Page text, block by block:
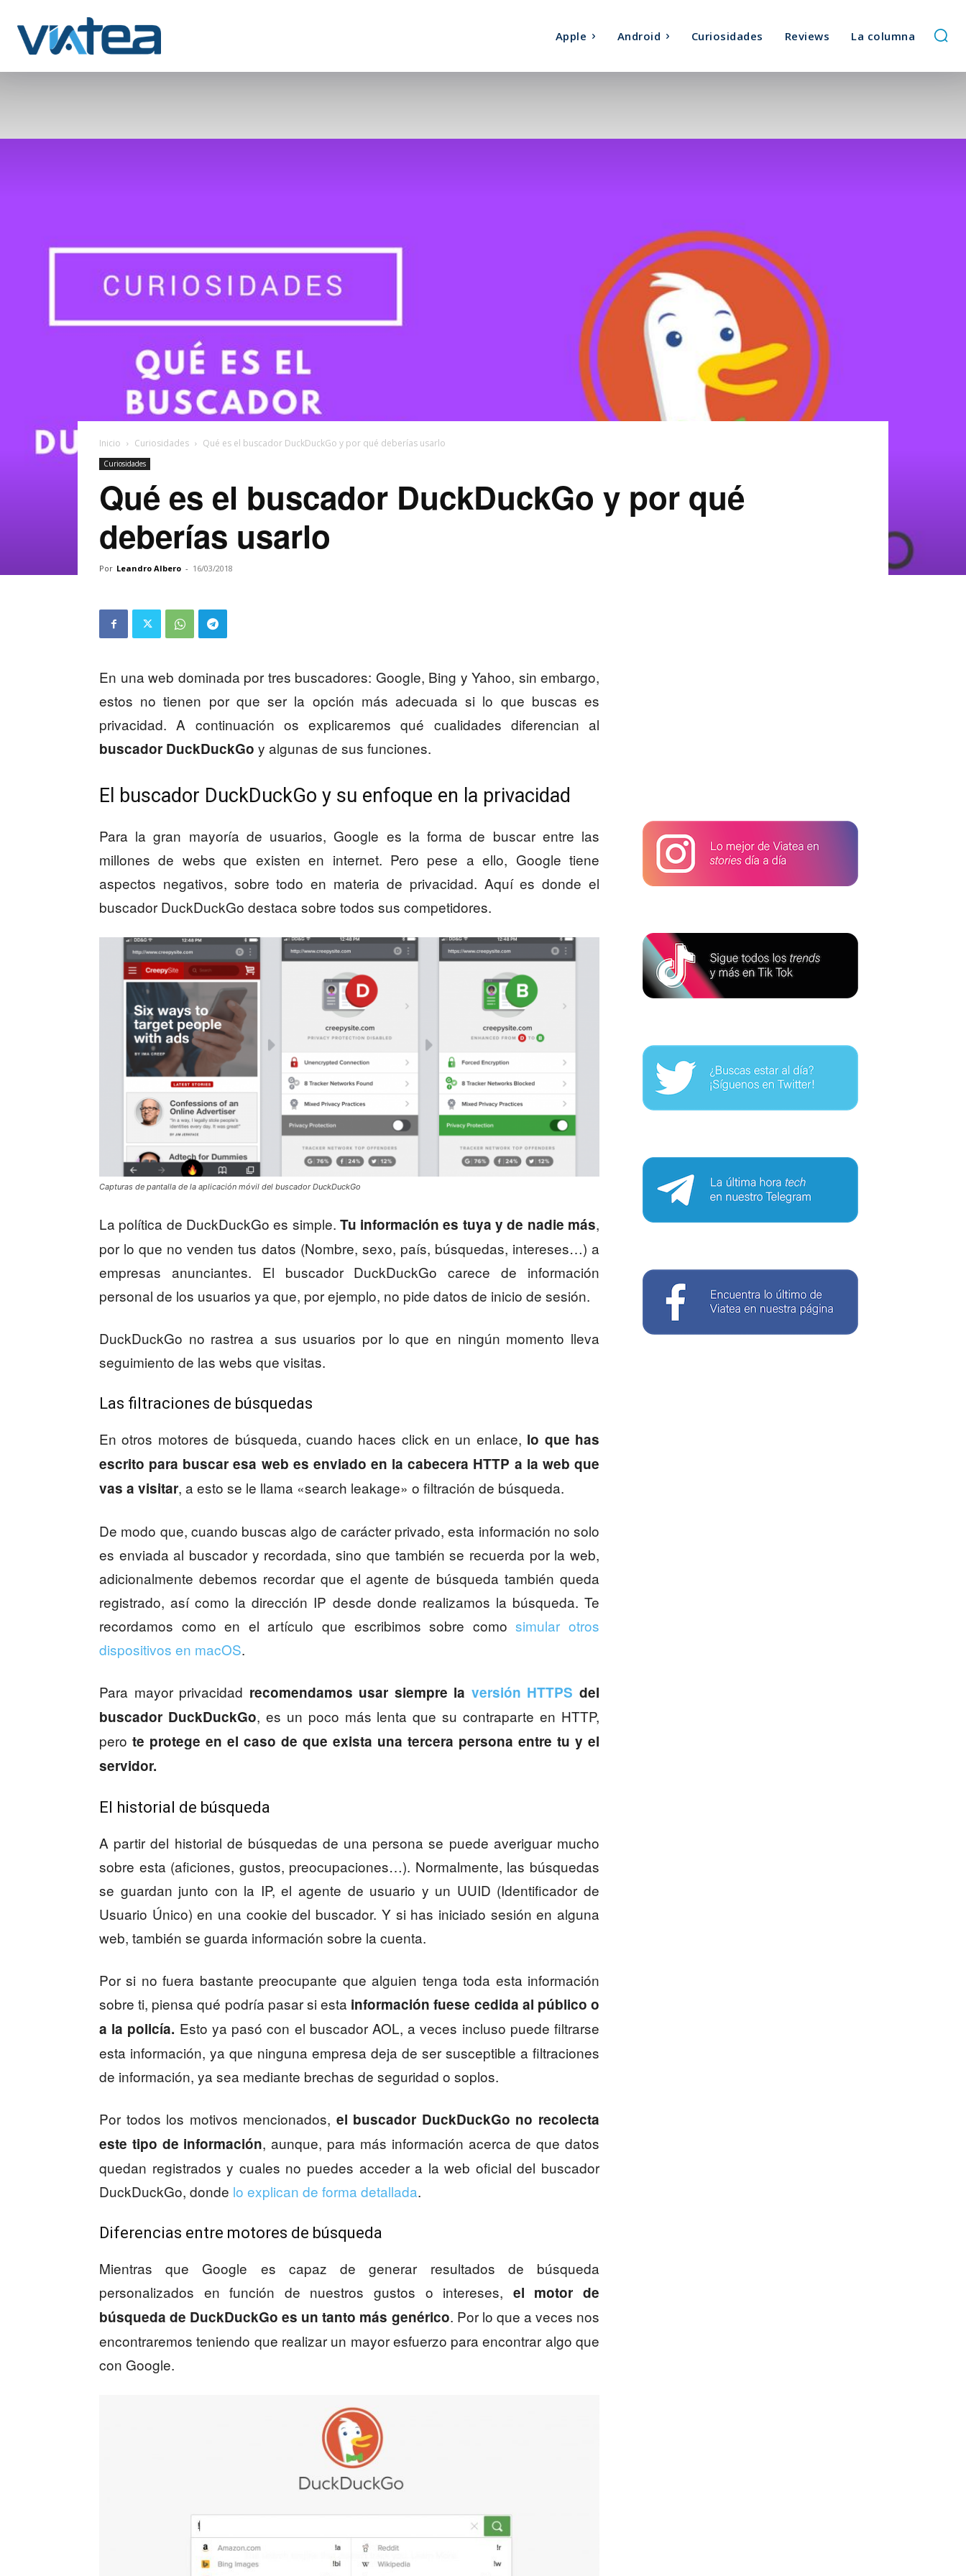
Apple Android Curiosidades Reviews La columna
Inicio Curiosidades Qué es el buscador DuckDuckGo y por qué deberías usarlo
Curiosidades
Qué es el buscador DuckDuckGo y por qué
deberías usarlo
Por Leandro Albero - 16/03/2018
En una web dominada por tres buscadores: Google, Bing y Yahoo, sin embargo,
estos no tienen por que ser la opción más adecuada si lo que buscas es
privacidad. A continuación os explicaremos qué cualidades diferencian al
buscador DuckDuckGo y algunas de sus funciones.
El buscador DuckDuckGo y su enfoque en la privacidad
Para la gran mayoría de usuarios, Google es la forma de buscar entre las
millones de webs que existen en internet. Pero pese a ello, Google tiene
aspectos negativos, sobre todo en materia de privacidad. Aquí es donde el
buscador DuckDuckGo destaca sobre todos sus competidores.
Capturas de pantalla de la aplicación móvil del buscador DuckDuckGo
La política de DuckDuckGo es simple. Tu información es tuya y de nadie más,
por lo que no venden tus datos (Nombre, sexo, país, búsquedas, intereses…) a
empresas anunciantes. El buscador DuckDuckGo carece de información
personal de los usuarios ya que, por ejemplo, no pide datos de inicio de sesión.
DuckDuckGo no rastrea a sus usuarios por lo que en ningún momento lleva
seguimiento de las webs que visitas.
Las filtraciones de búsquedas
En otros motores de búsqueda, cuando haces click en un enlace, lo que has
escrito para buscar esa web es enviado en la cabecera HTTP a la web que
vas a visitar, a esto se le llama «search leakage» o filtración de búsqueda.
De modo que, cuando buscas algo de carácter privado, esta información no solo
es enviada al buscador y recordada, sino que también se recuerda por la web,
adicionalmente debemos recordar que el agente de búsqueda también queda
registrado, así como la dirección IP desde donde realizamos la búsqueda. Te
recordamos como en el artículo que escribimos sobre comosimular otros
dispositivos en macOS.
Para mayor privacidad recomendamos usar siempre la versión HTTPS del
buscador DuckDuckGo, es un poco más lenta que su contraparte en HTTP,
pero te protege en el caso de que exista una tercera persona entre tu y el
servidor.
El historial de búsqueda
A partir del historial de búsquedas de una persona se puede averiguar mucho
sobre esta (aficiones, gustos, preocupaciones…). Normalmente, las búsquedas
se guardan junto con la IP, el agente de usuario y un UUID (Identificador de
Usuario Único) en una cookie del buscador. Y si has iniciado sesión en alguna
web, también se guarda información sobre la cuenta.
Por si no fuera bastante preocupante que alguien tenga toda esta información
sobre ti, piensa qué podría pasar si esta información fuese cedida al público o
a la policía. Esto ya pasó con el buscador AOL, a veces incluso puede filtrarse
esta información, ya que ninguna empresa deja de ser susceptible a filtraciones
de información, ya sea mediante brechas de seguridad o soplos.
Por todos los motivos mencionados, el buscador DuckDuckGo no recolecta
este tipo de información, aunque, para más información acerca de que datos
quedan registrados y cuales no puedes acceder a la web oficial del buscador
DuckDuckGo, donde lo explican de forma detallada.
Diferencias entre motores de búsqueda
Mientras que Google es capaz de generar resultados de búsqueda
personalizados en función de nuestros gustos o intereses, el motor de
búsqueda de DuckDuckGo es un tanto más genérico. Por lo que a veces nos
encontraremos teniendo que realizar un mayor esfuerzo para encontrar algo que
con Google.